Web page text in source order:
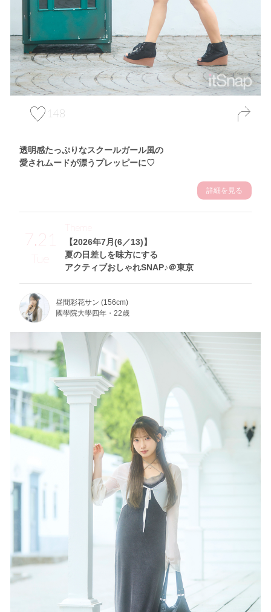
148
透明感たっぷりなスクールガール風の
愛されムードが漂うプレッピーに♡
詳細を見る
7.21
Tue
【2026年7月(6／13)】
夏の日差しを味方にする
アクティブおしゃれSNAP♪＠東京
Theme
昼間彩花サン (156cm)
國學院大學四年・22歳